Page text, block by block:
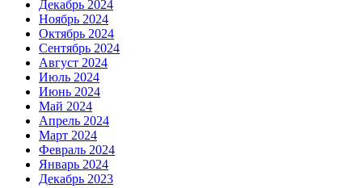
Декабрь 2024
Ноябрь 2024
Октябрь 2024
Сентябрь 2024
Август 2024
Июль 2024
Июнь 2024
Май 2024
Апрель 2024
Март 2024
Февраль 2024
Январь 2024
Декабрь 2023